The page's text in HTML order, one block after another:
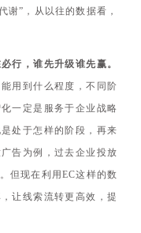
谢”，从以往的数据看，
行，谁先升级谁先赢。
用到什么程度，不同阶
一定是服务于企业战略
处于怎样的阶段，再来
告为例，过去企业投放
但现在利用EC这样的数
让线索流转更高效，提